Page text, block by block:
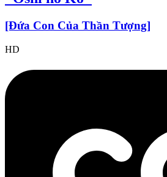
[Đứa Con Của Thần Tượng]
HD